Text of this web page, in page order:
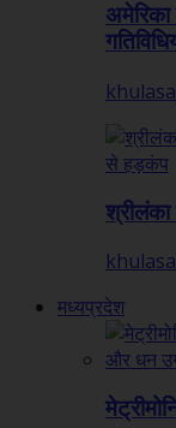
मध्यप्रदेश